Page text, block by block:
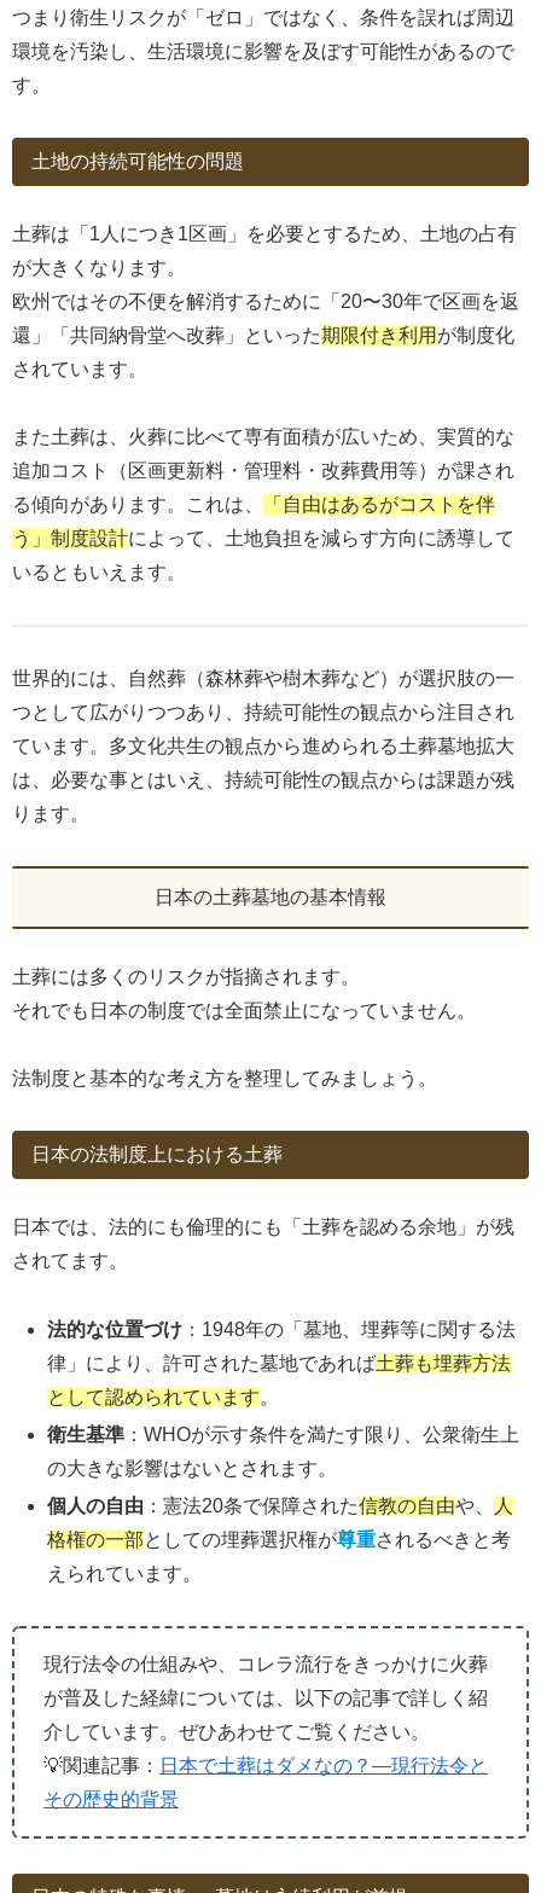
つまり衛生リスクが「ゼロ」ではなく、条件を誤れば周辺
環境を汚染し、生活環境に影響を及ぼす可能性があるので
す。
土地の持続可能性の問題
土葬は「1人につき1区画」を必要とするため、土地の占有
が大きくなります。
欧州ではその不便を解消するために「20〜30年で区画を返
還」「共同納骨堂へ改葬」といった期限付き利用 が制度化
されています。
また土葬は、火葬に比べて専有面積が広いため、実質的な
追加コスト（区画更新料・管理料・改葬費用等）が課され
る傾向があります。これは、
「自由はあるがコストを伴
う」制度設計によって、土地負担を減らす方向に誘導して
いるともいえます。
世界的には、自然葬（森林葬や樹木葬など）が選択肢の一
つとして広がりつつあり、持続可能性の観点から注目され
ています。多文化共生の観点から進められる土葬墓地拡大
は、必要な事とはいえ、持続可能性の観点からは課題が残
ります。
日本の土葬墓地の基本情報
土葬には多くのリスクが指摘されます。
それでも日本の制度では全面禁止になっていません。
法制度と基本的な考え方を整理してみましょう。
日本の法制度上における土葬
日本では、法的にも倫理的にも「土葬を認める余地」が残
されてます。
法的な位置づけ ：1948年の「墓地、埋葬等に関する法
律」により、許可された墓地であれば土葬も埋葬方法
として認められています。
衛生基準 ：WHOが示す条件を満たす限り、公衆衛生上
の大きな影響はないとされます。
個人の自由 ：憲法20条で保障された信教の自由や、
人
格権の一部としての埋葬選択権が尊重されるべきと考
えられています。
現行法令の仕組みや、コレラ流行をきっかけに火葬
が普及した経緯については、以下の記事で詳しく紹
介しています。ぜひあわせてご覧ください。
💡関連記事： 日本で土葬はダメなの？―現行法令と
その歴史的背景